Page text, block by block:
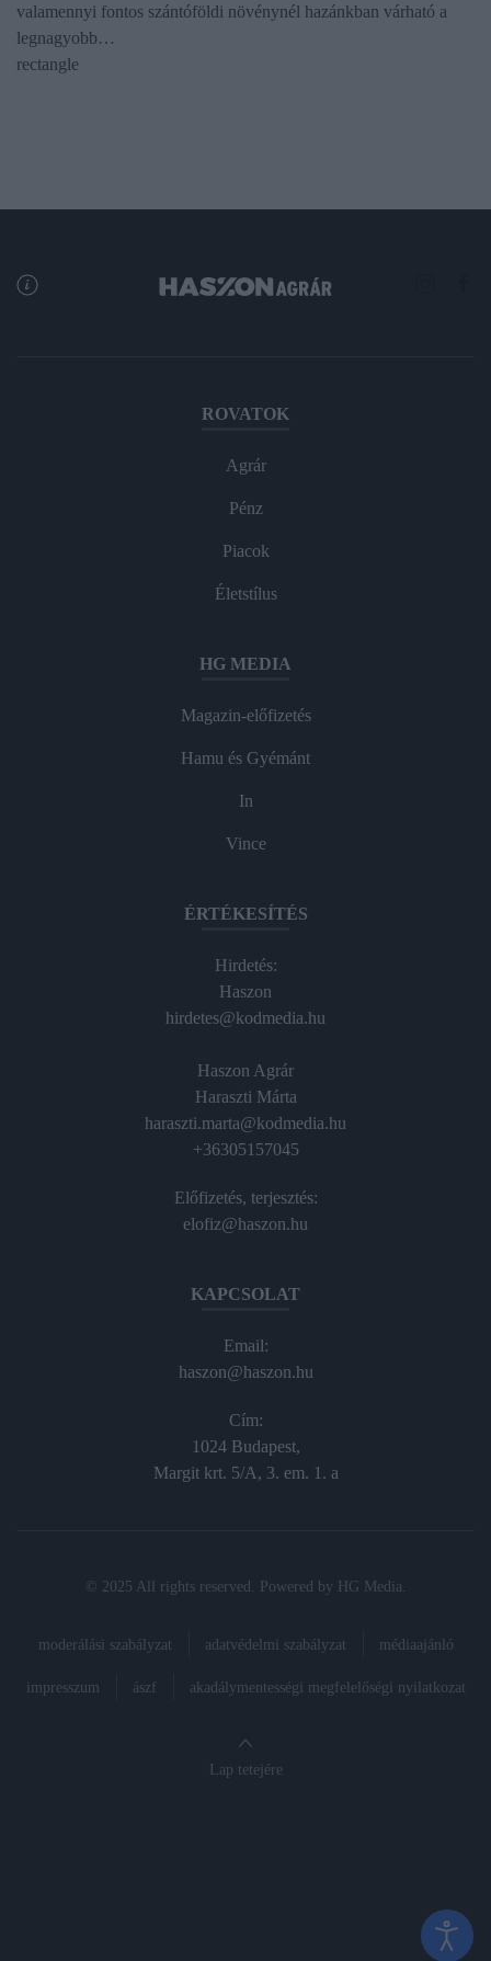
valamennyi fontos szántóföldi növénynél hazánkban várható a
legnagyobb…
rectangle
ROVATOK
Agrár
Pénz
Piacok
Életstílus
HG MEDIA
Magazin-előfizetés
Hamu és Gyémánt
In
Vince
ÉRTÉKESÍTÉS
Hirdetés:
Haszon
hirdetes@kodmedia.hu
Haszon Agrár
Haraszti Márta
haraszti.marta@kodmedia.hu
+36305157045
Előfizetés, terjesztés:
elofiz@haszon.hu
KAPCSOLAT
Email:
haszon@haszon.hu
Cím:
1024 Budapest,
Margit krt. 5/A, 3. em. 1. a
© 2025 All rights reserved. Powered by HG Media
moderálási szabályzat adatvédelmi szabályzat médiaajánló
impresszum ászf akadálymentességi megfelelőségi nyilatkozat
Lap tetejére